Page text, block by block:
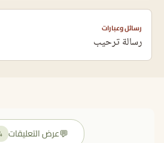
رسائل وعبارات
رسالة ترحيب
💬عرض التعليقات